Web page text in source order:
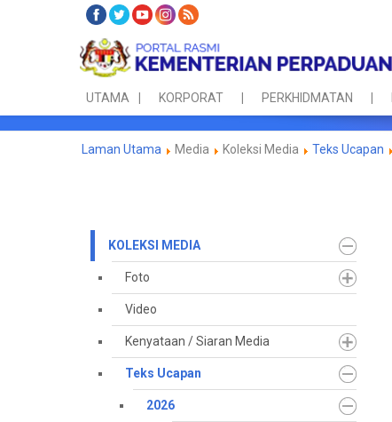
UTAMA KORPORAT PERKHIDMATAN
Laman Utama Media Koleksi Media Teks Ucapan
KOLEKSI MEDIA
Foto
Video
Kenyataan / Siaran Media
Teks Ucapan
2026